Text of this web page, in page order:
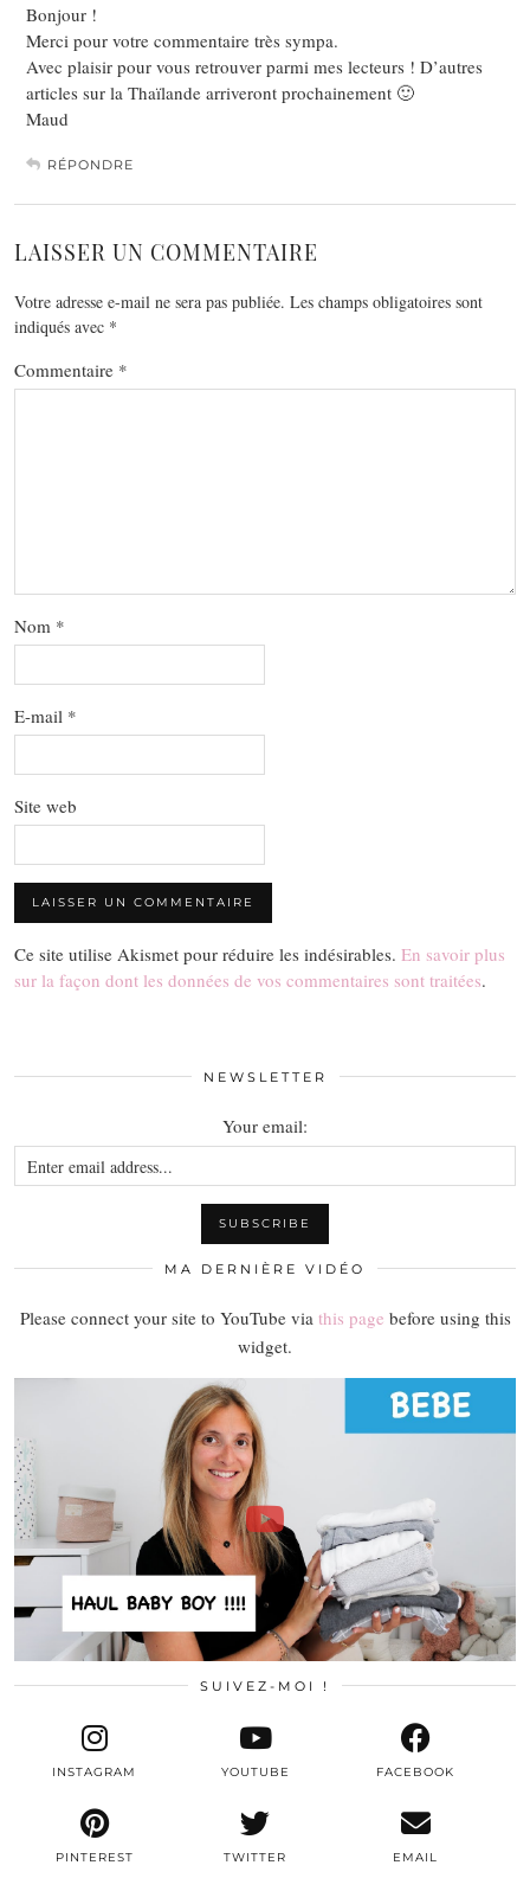
Bonjour !
Merci pour votre commentaire très sympa.
Avec plaisir pour vous retrouver parmi mes lecteurs ! D’autres
articles sur la Thaïlande arriveront prochainement 🙂
Maud
RÉPONDRE
LAISSER UN COMMENTAIRE
Votre adresse e-mail ne sera pas publiée. Les champs obligatoires sont
indiqués avec *
Commentaire *
Nom *
E-mail *
Site web
Ce site utilise Akismet pour réduire les indésirables. En savoir plus
sur la façon dont les données de vos commentaires sont traitées.
NEWSLETTER
Your email:
MA DERNIÈRE VIDÉO
Please connect your site to YouTube via this page before using this
widget.
SUIVEZ-MOI !
TWITTER
INSTAGRAM FACEBOOK
PINTEREST
YOUTUBE
EMAIL